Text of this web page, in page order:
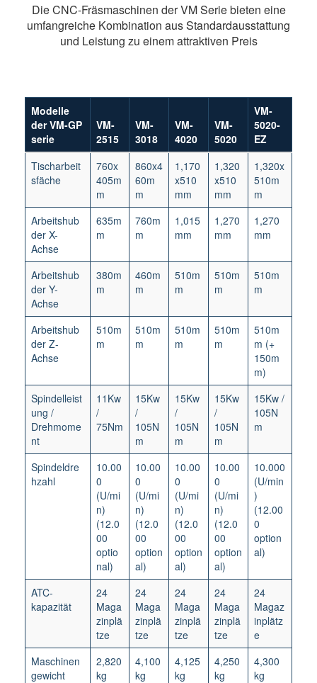
Die CNC-Fräsmaschinen der VM Serie bieten eine
umfangreiche Kombination aus Standardausstattung
und Leistung zu einem attraktiven Preis
Modelle
der VM-GP
serie
VM-
2515
VM-
3018
VM-
4020
VM-
5020
VM-
5020-
EZ
Tischarbeit
sfäche
760x
405m
m
860x4
60m
m
1,170
x510
mm
1,320
x510
mm
1,320x
510m
m
Arbeitshub
der X-
Achse
635m
m
760m
m
1,015
mm
1,270
mm
1,270
mm
Arbeitshub
der Y-
Achse
380m
m
460m
m
510m
m
510m
m
510m
m
Arbeitshub
der Z-
Achse
510m
m
510m
m
510m
m
510m
m
510m
m (+
150m
m)
Spindelleist
ung /
Drehmome
nt
11Kw
/
75Nm
15Kw
/
105N
m
15Kw
/
105N
m
15Kw
/
105N
m
15Kw /
105N
m
Spindeldre
hzahl
10.00
0
(U/mi
n)
(12.0
00
optio
nal)
10.00
0
(U/mi
n)
(12.0
00
option
al)
10.00
0
(U/mi
n)
(12.0
00
option
al)
10.00
0
(U/mi
n)
(12.0
00
option
al)
10.000
(U/min
)
(12.00
0
option
al)
ATC-
kapazität
24
Maga
zinplä
tze
24
Maga
zinplä
tze
24
Maga
zinplä
tze
24
Maga
zinplä
tze
24
Magaz
inplätz
e
Maschinen
gewicht
2,820
kg
4,100
kg
4,125
kg
4,250
kg
4,300
kg